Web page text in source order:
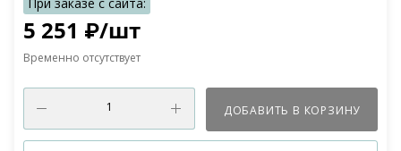
5 251 ₽/шт
Временно отсутствует
ДОБАВИТЬ В КОРЗИНУ